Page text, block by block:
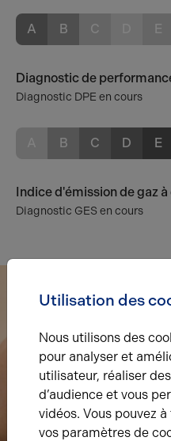
A B C E
Diagnostic de
Diagnostic DPE en cours
B C D E
Indice d'émission de gaz
Diagnostic GES en cours
Utilisation des
Nous utilisons des
pour analyser et
utilisateur, réaliser
d’audience et vous
vidéos. Vous pouvez
vos paramètres de